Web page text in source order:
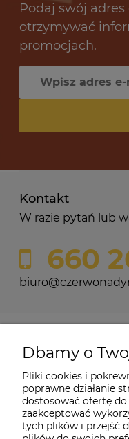
Podaj swój
otrzymywać
promocjach.
Kontakt
W razie pytań lub
660
Moje konto
O firmie
Dbamy o
Pliki cookies i
poprawne działanie
dostosować ofertę
zaakceptować
tych plików i przejść